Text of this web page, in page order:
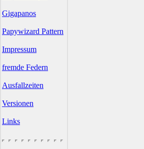
Gigapanos
Papywizard Pattern
Impressum
fremde Federn
Ausfallzeiten
Versionen
Links